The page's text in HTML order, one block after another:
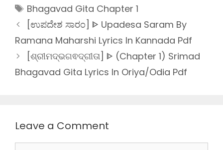
Tags
Bhagavad Gita Chapter 1
[ಉಪದೇಶ ಸಾರಂ] ᐈ Upadesa Saram By
Ramana Maharshi Lyrics In Kannada Pdf
[ଶ୍ରୀମଦ୍ଭଗଵଦ୍ଗୀତା] ᐈ (Chapter 1) Srimad
Bhagavad Gita Lyrics In Oriya/Odia Pdf
Leave a Comment